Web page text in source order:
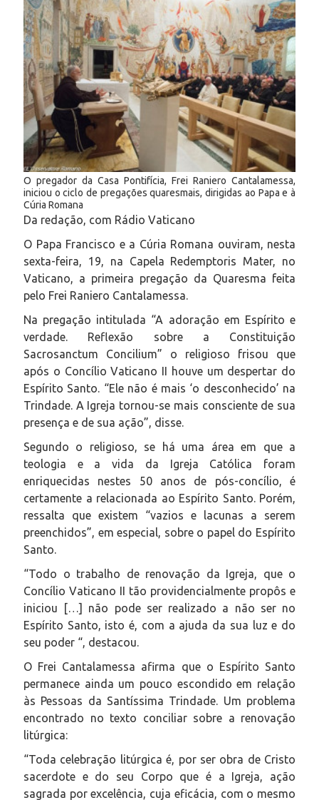
O pregador da Casa Pontifícia, Frei Raniero Cantalamessa,
iniciou o ciclo de pregações quaresmais, dirigidas ao Papa e à
Cúria Romana
Da redação, com Rádio Vaticano
O Papa Francisco e a Cúria Romana ouviram, nesta
sexta-feira, 19, na Capela Redemptoris Mater, no
Vaticano, a primeira pregação da Quaresma feita
pelo Frei Raniero Cantalamessa.
Na pregação intitulada “A adoração em Espírito e
verdade. Reflexão sobre a Constituição
Sacrosanctum Concilium” o religioso frisou que
após o Concílio Vaticano II houve um despertar do
Espírito Santo. “Ele não é mais ‘o desconhecido’ na
Trindade. A Igreja tornou-se mais consciente de sua
presença e de sua ação”, disse.
Segundo o religioso, se há uma área em que a
teologia e a vida da Igreja Católica foram
enriquecidas nestes 50 anos de pós-concílio, é
certamente a relacionada ao Espírito Santo. Porém,
ressalta que existem “vazios e lacunas a serem
preenchidos”, em especial, sobre o papel do Espírito
Santo.
“Todo o trabalho de renovação da Igreja, que o
Concílio Vaticano II tão providencialmente propôs e
iniciou […] não pode ser realizado a não ser no
Espírito Santo, isto é, com a ajuda da sua luz e do
seu poder “, destacou.
O Frei Cantalamessa afirma que o Espírito Santo
permanece ainda um pouco escondido em relação
às Pessoas da Santíssima Trindade. Um problema
encontrado no texto conciliar sobre a renovação
litúrgica:
“Toda celebração litúrgica é, por ser obra de Cristo
sacerdote e do seu Corpo que é a Igreja, ação
sagrada por excelência, cuja eficácia, com o mesmo